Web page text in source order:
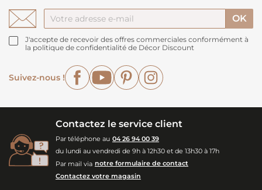
J'accepte de recevoir des offres commerciales conformément à
la politique de confidentialité de Décor Discount
Suivez-nous !
FacebookYouTubePinterest
Contactez le service client
Par téléphone au 04 26 94 00 39
du lundi au vendredi de 9h à 12h30 et de 13h30 à 17h
Par mail via notre formulaire de contact
Contactez votre magasin